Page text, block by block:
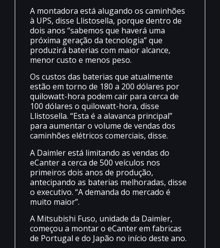
A montadora está alugando os caminhões
à UPS, disse Llistosella, porque dentro de
dois anos “sabemos que haverá uma
próxima geração da tecnologia” que
produzirá baterias com maior alcance,
menor custo e menos peso.
Os custos das baterias que atualmente
estão em torno de 180 a 200 dólares por
quilowatt-hora podem cair para cerca de
100 dólares o quilowatt-hora, disse
Llistosella. “Esta é a alavanca principal”
para aumentar o volume de vendas dos
caminhões elétricos comerciais, disse.
A Daimler está limitando as vendas do
eCanter a cerca de 500 veículos nos
primeiros dois anos de produção,
antecipando as baterias melhoradas, disse
o executivo. “A demanda do mercado é
muito maior”.
A Mitsubishi Fuso, unidade da Daimler,
começou a montar o eCanter em fabricas
de Portugal e do Japão no início deste ano.